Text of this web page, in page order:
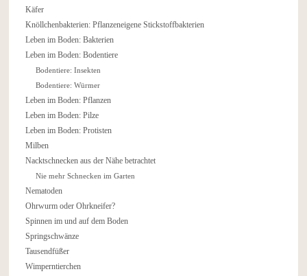
Käfer
Knöllchenbakterien: Pflanzeneigene Stickstoffbakterien
Leben im Boden: Bakterien
Leben im Boden: Bodentiere
Bodentiere: Insekten
Bodentiere: Würmer
Leben im Boden: Pflanzen
Leben im Boden: Pilze
Leben im Boden: Protisten
Milben
Nacktschnecken aus der Nähe betrachtet
Nie mehr Schnecken im Garten
Nematoden
Ohrwurm oder Ohrkneifer?
Spinnen im und auf dem Boden
Springschwänze
Tausendfüßer
Wimperntierchen